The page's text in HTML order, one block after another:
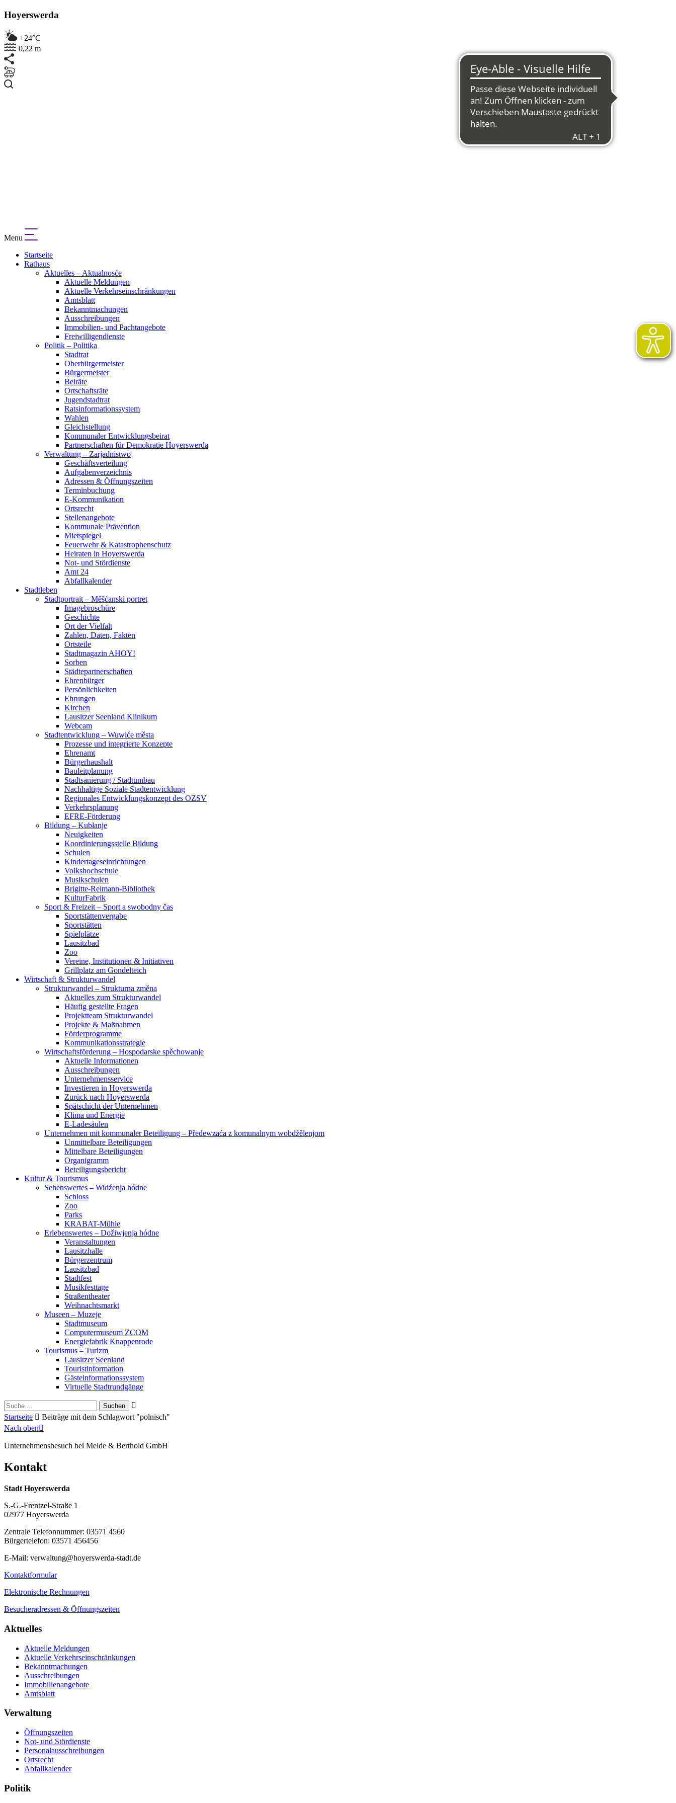
Hoyerswerda
+24°C
0,22 m
Menu
Startseite
Rathaus
Aktuelles – Aktualnosće
Aktuelle Meldungen
Aktuelle Verkehrseinschränkungen
Amtsblatt
Bekanntmachungen
Ausschreibungen
Immobilien- und Pachtangebote
Freiwilligendienste
Politik – Politika
Stadtrat
Oberbürgermeister
Bürgermeister
Beiräte
Ortschaftsräte
Jugendstadtrat
Ratsinformationssystem
Wahlen
Gleichstellung
Kommunaler Entwicklungsbeirat
Partnerschaften für Demokratie Hoyerswerda
Verwaltung – Zarjadnistwo
Geschäftsverteilung
Aufgabenverzeichnis
Adressen & Öffnungszeiten
Terminbuchung
E-Kommunikation
Ortsrecht
Stellenangebote
Kommunale Prävention
Mietspiegel
Feuerwehr & Katastrophenschutz
Heiraten in Hoyerswerda
Not- und Stördienste
Amt 24
Abfallkalender
Stadtleben
Stadtportrait – Měšćanski portret
Imagebroschüre
Geschichte
Ort der Vielfalt
Zahlen, Daten, Fakten
Ortsteile
Stadtmagazin AHOY!
Sorben
Städtepartnerschaften
Ehrenbürger
Persönlichkeiten
Ehrungen
Kirchen
Lausitzer Seenland Klinikum
Webcam
Stadtentwicklung – Wuwiće města
Prozesse und integrierte Konzepte
Ehrenamt
Bürgerhaushalt
Bauleitplanung
Stadtsanierung / Stadtumbau
Nachhaltige Soziale Stadtentwicklung
Regionales Entwicklungskonzept des OZSV
Verkehrsplanung
EFRE-Förderung
Bildung – Kubłanje
Neuigkeiten
Koordinierungsstelle Bildung
Schulen
Kindertageseinrichtungen
Volkshochschule
Musikschulen
Brigitte-Reimann-Bibliothek
KulturFabrik
Sport & Freizeit – Sport a swobodny čas
Sportstättenvergabe
Sportstätten
Spielplätze
Lausitzbad
Zoo
Vereine, Institutionen & Initiativen
Grillplatz am Gondelteich
Wirtschaft & Strukturwandel
Strukturwandel – Strukturna změna
Aktuelles zum Strukturwandel
Häufig gestellte Fragen
Projektteam Strukturwandel
Projekte & Maßnahmen
Förderprogramme
Kommunikationsstrategie
Wirtschaftsförderung – Hospodarske spěchowanje
Aktuelle Informationen
Ausschreibungen
Unternehmensservice
Investieren in Hoyerswerda
Zurück nach Hoyerswerda
Spätschicht der Unternehmen
Klima und Energie
E-Ladesäulen
Unternehmen mit kommunaler Beteiligung – Předewzaća z komunalnym wobdźělenjom
Unmittelbare Beteiligungen
Mittelbare Beteiligungen
Organigramm
Beteiligungsbericht
Kultur & Tourismus
Sehenswertes – Widźenja hódne
Schloss
Zoo
Parks
KRABAT-Mühle
Erlebenswertes – Dožiwjenja hódne
Veranstaltungen
Lausitzhalle
Bürgerzentrum
Lausitzbad
Stadtfest
Musikfesttage
Straßentheater
Weihnachtsmarkt
Museen – Muzeje
Stadtmuseum
Computermuseum ZCOM
Energiefabrik Knappenrode
Tourismus – Turizm
Lausitzer Seenland
Touristinformation
Gästeinformationssystem
Virtuelle Stadtrundgänge
Suche
für:
Startseite
Beiträge mit dem Schlagwort "polnisch"
Nach oben
Unternehmensbesuch bei Melde & Berthold GmbH
Kontakt
Stadt Hoyerswerda
S.-G.-Frentzel-Straße 1
02977 Hoyerswerda
Zentrale Telefonnummer: 03571 4560
Bürgertelefon: 03571 456456
E-Mail: verwaltung@hoyerswerda-stadt.de
Kontaktformular
Elektronische Rechnungen
Besucheradressen & Öffnungszeiten
Aktuelles
Aktuelle Meldungen
Aktuelle Verkehrseinschränkungen
Bekanntmachungen
Ausschreibungen
Immobilienangebote
Amtsblatt
Verwaltung
Öffnungszeiten
Not- und Stördienste
Personalausschreibungen
Ortsrecht
Abfallkalender
Politik